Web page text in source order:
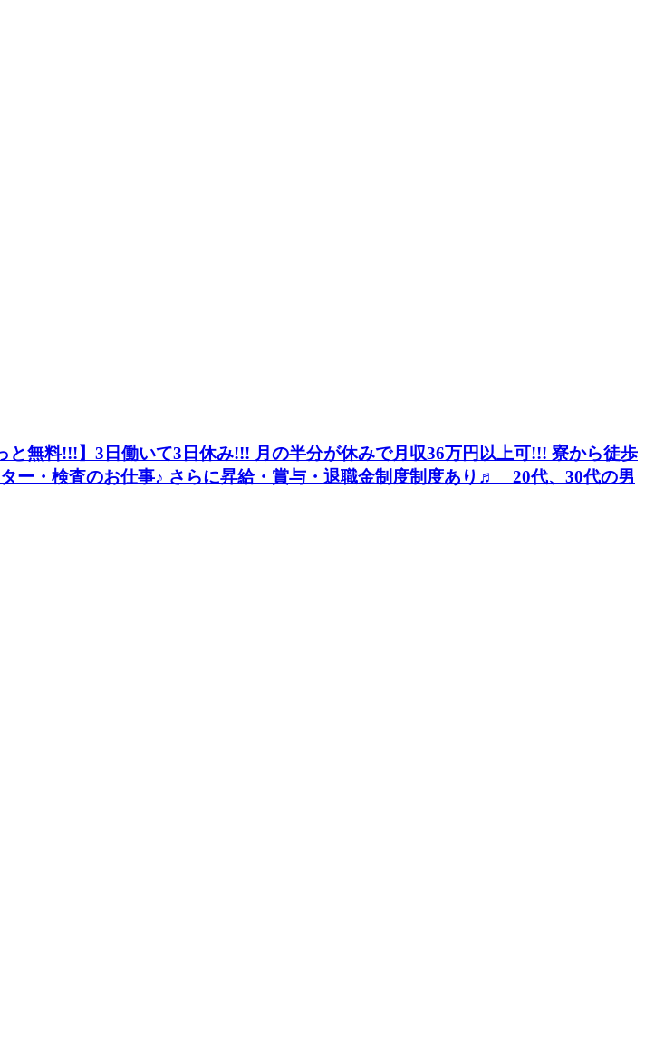
無料!!!】3日働いて3日休み!!! 月の半分が休みで月収36万円以上可!!! 寮から徒歩
ー・検査のお仕事♪ さらに昇給・賞与・退職金制度制度あり♬ 20代、30代の男